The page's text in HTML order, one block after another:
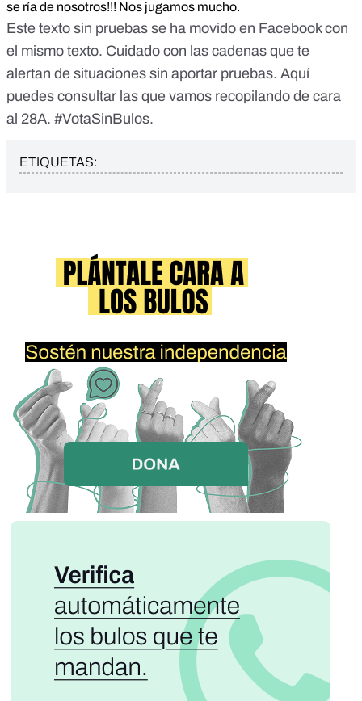
se ría de nosotros!!! Nos jugamos mucho.
Este texto sin pruebas se ha movido en Facebook con
el mismo texto. Cuidado con las cadenas que te
alertan de situaciones sin aportar pruebas. Aquí
puedes consultar las que vamos recopilando de cara
al 28A. #VotaSinBulos.
ETIQUETAS: